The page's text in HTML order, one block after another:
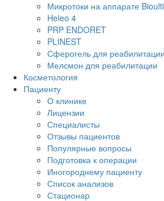
Микротоки на аппарате
Heleo 4
PRP ENDORET
PLINEST
Сферогель для реабилитации
Мелсмон для реабилитации
Косметология
Пациенту
О клинике
Лицензии
Специалисты
Отзывы пациентов
Популярные вопросы
Подготовка к операции
Иногороднему пациенту
Список анализов
Стационар